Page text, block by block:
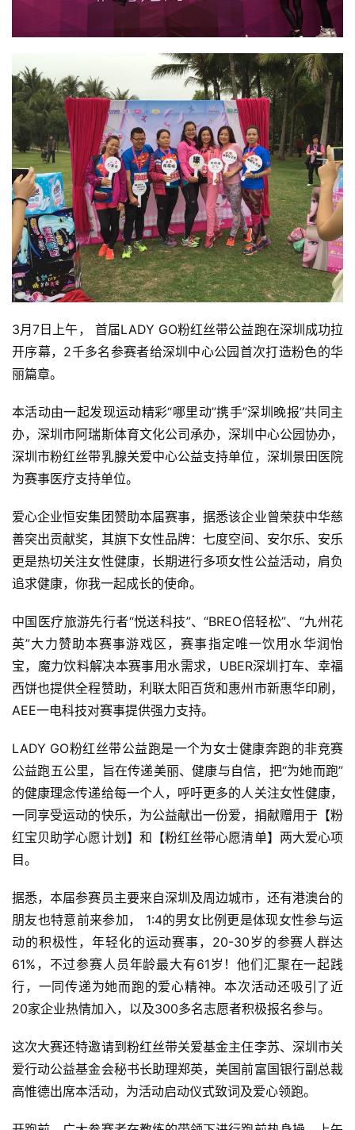
比
赛
察
装
备
训
3月7日上午， 首届LADY GO粉红丝带公益跑在深圳成功拉
开序幕，2千多名参赛者给深圳中心公园首次打造粉色的华
丽篇章。
本活动由一起发现运动精彩“哪里动”携手”深圳晚报”共同主
办，深圳市阿瑞斯体育文化公司承办，深圳中心公园协办，
深圳市粉红丝带乳腺关爱中心公益支持单位，深圳景田医院
为赛事医疗支持单位。
爱心企业恒安集团赞助本届赛事，据悉该企业曾荣获中华慈
善突出贡献奖，其旗下女性品牌：七度空间、安尔乐、安乐
更是热切关注女性健康，长期进行多项女性公益活动，肩负
追求健康，你我一起成长的使命。
中国医疗旅游先行者“悦送科技”、“BREO倍轻松”、“九州花
英”大力赞助本赛事游戏区，赛事指定唯一饮用水华润怡
宝，魔力饮料解决本赛事用水需求，UBER深圳打车、幸福
西饼也提供全程赞助，利联太阳百货和惠州市新惠华印刷，
AEE一电科技对赛事提供强力支持。
LADY GO粉红丝带公益跑是一个为女士健康奔跑的非竞赛
公益跑五公里，旨在传递美丽、健康与自信，把“为她而跑”
的健康理念传递给每一个人，呼吁更多的人关注女性健康，
一同享受运动的快乐，为公益献出一份爱，捐献赠用于【粉
红宝贝助学心愿计划】和【粉红丝带心愿清单】两大爱心项
目。
据悉，本届参赛员主要来自深圳及周边城市，还有港澳台的
朋友也特意前来参加， 1:4的男女比例更是体现女性参与运
动的积极性，年轻化的运动赛事，20-30岁的参赛人群达
61%，不过参赛人员年龄最大有61岁！他们汇聚在一起践
行，一同传递为她而跑的爱心精神。本次活动还吸引了近
20家企业热情加入，以及300多名志愿者积极报名参与。
这次大赛还特邀请到粉红丝带关爱基金主仼李苏、深圳市关
爱行动公益基金会秘书长助理郑英，美国前富国银行副总裁
高惟德出席本活动，为活动启动仪式致词及爱心领跑。